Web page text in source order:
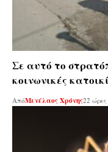
Σε αυτό το
κοινωνικές
ΑπόΜενέλαος Χρόνης22